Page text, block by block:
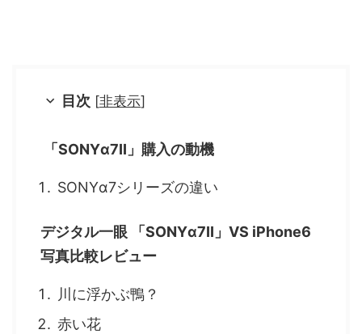
目次 [非表示]
「SONYα7II」購入の動機
SONYα7シリーズの違い
デジタル一眼 「SONYα7II」VS iPhone6
写真比較レビュー
川に浮かぶ鴨？
赤い花